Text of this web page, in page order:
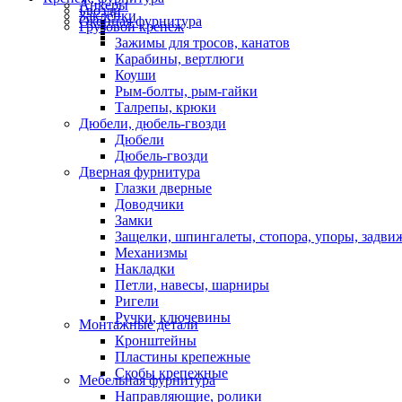
Анкеры
Гвозди
Заклепки
Оконная фурнитура
Грузовой крепеж
Зажимы для тросов, канатов
Карабины, вертлюги
Коуши
Рым-болты, рым-гайки
Талрепы, крюки
Дюбели, дюбель-гвозди
Дюбели
Дюбель-гвозди
Дверная фурнитура
Глазки дверные
Доводчики
Замки
Защелки, шпингалеты, стопора, упоры,
Механизмы
Накладки
Петли, навесы, шарниры
Ригели
Ручки, ключевины
Монтажные детали
Кронштейны
Пластины крепежные
Скобы крепежные
Мебельная фурнитура
Направляющие, ролики